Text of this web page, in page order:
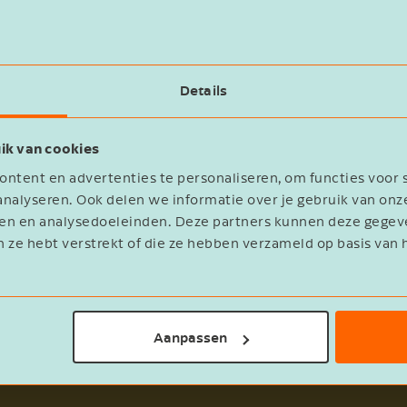
Details
van cookies
en advertenties te personaliseren, om functies voor
Ook delen we informatie over je gebruik van
en analysedoeleinden. Deze partners kunnen deze
hebt verstrekt of die ze hebben verzameld op basis van
Aanpassen
had de dga een bezoek gebracht aan een fabriek
kilometer van het vakantieadres af. De vraag was
worden aangemerkt.
er in deze zaak zowel een zakelijk als een
zakelijke doel, noch het privédoel als hoofddoel
als zakelijk worden bestempeld als ze door een
in dezelfde omvang zouden zijn gemaakt.